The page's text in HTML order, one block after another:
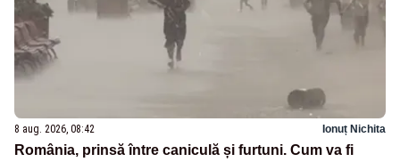
8 aug. 2026, 08:42 Ionuț Nichita
România, prinsă între caniculă și furtuni. Cum va fi